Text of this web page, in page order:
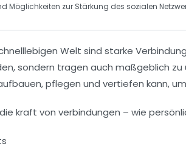
Möglichkeiten zur Stärkung des sozialen
Welt sind starke
, sondern tragen auch maßgeblich
pflegen und vertiefen kann,